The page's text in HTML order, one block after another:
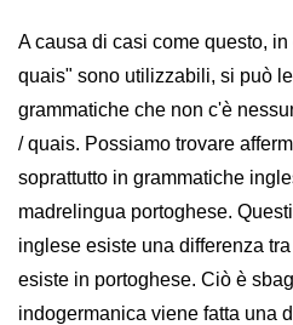
A causa di casi come questo,
quais" sono utilizzabili, si può
grammatiche che non c'è
/ quais. Possiamo trovare
soprattutto in grammatiche
madrelingua portoghese.
inglese esiste una differenza
esiste in portoghese. Ciò è
indogermanica viene fatta una